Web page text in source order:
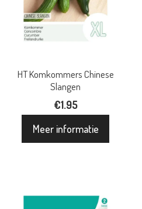
HT Komkommers Chinese
Slangen
€1.95
Meer informatie